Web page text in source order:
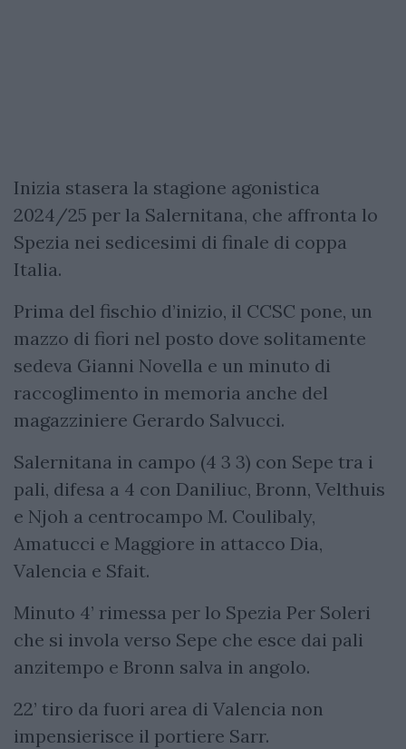
Inizia stasera la stagione agonistica
2024/25 per la Salernitana, che affronta lo
Spezia nei sedicesimi di finale di coppa
Italia.
Prima del fischio d’inizio, il CCSC pone, un
mazzo di fiori nel posto dove solitamente
sedeva Gianni Novella e un minuto di
raccoglimento in memoria anche del
magazziniere Gerardo Salvucci.
Salernitana in campo (4 3 3) con Sepe tra i
pali, difesa a 4 con Daniliuc, Bronn, Velthuis
e Njoh a centrocampo M. Coulibaly,
Amatucci e Maggiore in attacco Dia,
Valencia e Sfait.
Minuto 4’ rimessa per lo Spezia Per Soleri
che si invola verso Sepe che esce dai pali
anzitempo e Bronn salva in angolo.
22’ tiro da fuori area di Valencia non
impensierisce il portiere Sarr.